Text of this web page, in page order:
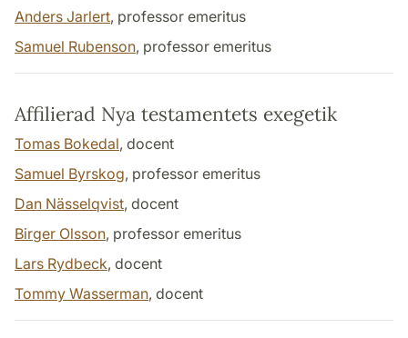
Anders Jarlert, professor emeritus
Samuel Rubenson, professor emeritus
Affilierad Nya testamentets exegetik
Tomas Bokedal, docent
Samuel Byrskog, professor emeritus
Dan Nässelqvist, docent
Birger Olsson, professor emeritus
Lars Rydbeck, docent
Tommy Wasserman, docent